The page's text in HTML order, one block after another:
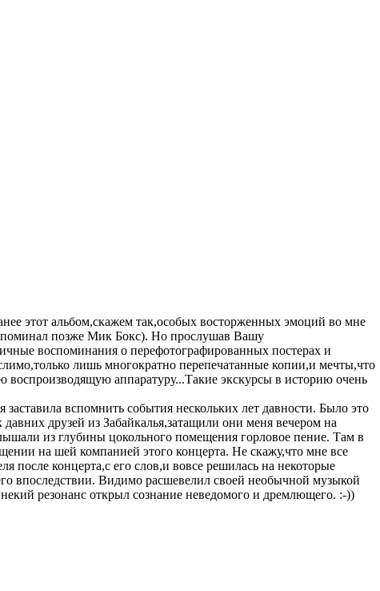
этот альбом,скажем так,особых восторженных эмоций во мне
позже Мик Бокс). Но прослушав Вашу
воспоминания о перефотографированных постерах и
лишь многократно перепечатанные копии,и мечты,что
воспроизводящую аппаратуру...Такие экскурсы в историю очень
вспомнить события нескольких лет давности. Было это
друзей из Забайкалья,затащили они меня вечером на
из глубины цокольного помещения горловое пение. Там в
на шей компанией этого концерта. Не скажу,что мне все
после концерта,с его слов,и вовсе решилась на некоторые
впоследствии. Видимо расшевелил своей необычной музыкой
резонанс открыл сознание неведомого и дремлющего. :-))